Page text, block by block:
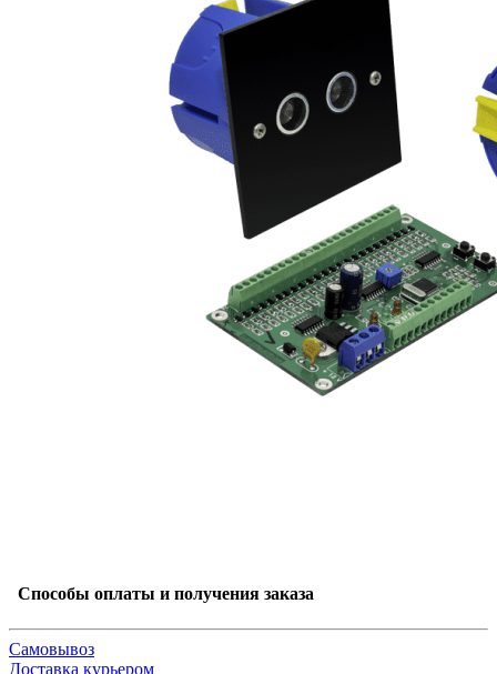
Способы оплаты и получения заказа
Самовывоз
Доставка курьером